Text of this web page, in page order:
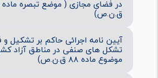
ق.ن.ص)
آیین نامه اجرائی حاکم بر تشکیل و
تشکل های صنفی در مناطق آزاد
موضوع ماده ۸۸ ق.ن.ص)